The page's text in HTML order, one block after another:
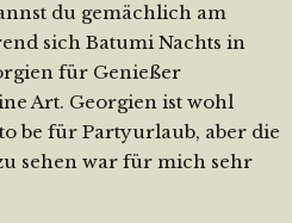
du gemächlich am
sich Batumi Nachts in
für Genießer
Art. Georgien ist wohl
be für Partyurlaub, aber die
sehen war für mich sehr